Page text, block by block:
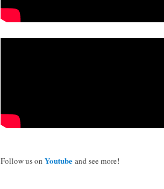
Follow us on Youtube and see more!